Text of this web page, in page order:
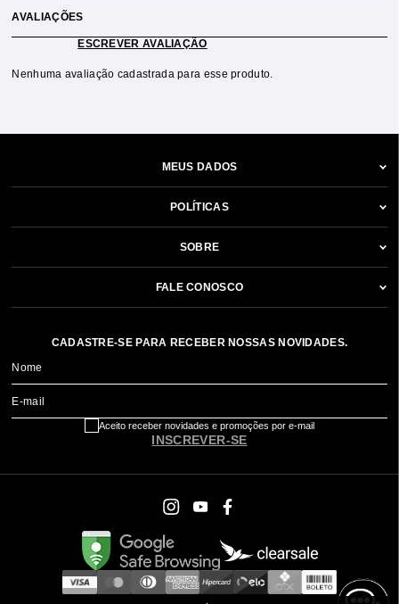
AVALIAÇÕES
ESCREVER AVALIAÇÃO
Nenhuma avaliação cadastrada para esse produto.
MEUS DADOS
POLÍTICAS
SOBRE
FALE CONOSCO
CADASTRE-SE PARA RECEBER NOSSAS NOVIDADES.
Nome
E-mail
INSCREVER-SE
Aceito receber novidades e promoções por e-mail